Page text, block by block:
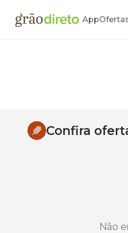
App
Confira
Não